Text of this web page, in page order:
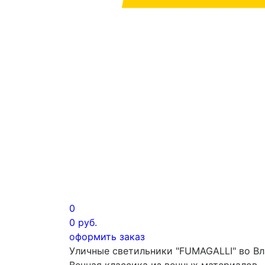
0
0 руб.
оформить заказ
Уличные светильники "FUMAGALLI" во